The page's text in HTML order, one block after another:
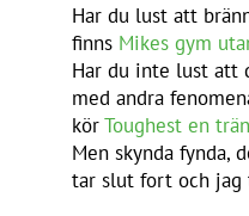
Har du lust att
finns Mikes gym
Har du inte lust att
med andra
körToughest en
Men skynda fynda,
tar slut fort och jag